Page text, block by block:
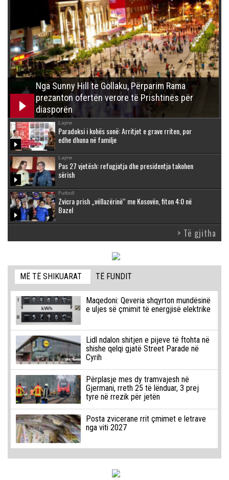
Nga Sunny Hill te Gollaku, Përparim Rama
prezanton ofertën verore të Prishtinës për
diasporën
Lajme
Paradoksi i kohës sonë: Arritjet e grave rriten, por
edhe dhuna në familje
Lajme
Pas 27 vjetësh: refugjatja dhe presidentja takohen
sërish
Futboll
Zvicra prish „vëllazërinë“ me Kosovën, fiton 4:0 në
Bazel
> Të gjitha
MË TË SHIKUARAT TË FUNDIT
Maqedoni: Qeveria shqyrton mundësinë
e uljes së çmimit të energjisë elektrike
Lidl ndalon shitjen e pijeve të ftohta në
shishe qelqi gjatë Street Parade në
Cyrih
Përplasje mes dy tramvajesh në
Gjermani, rreth 25 të lënduar, 3 prej
tyre në rrezik për jetën
Posta zvicerane rrit çmimet e letrave
nga viti 2027